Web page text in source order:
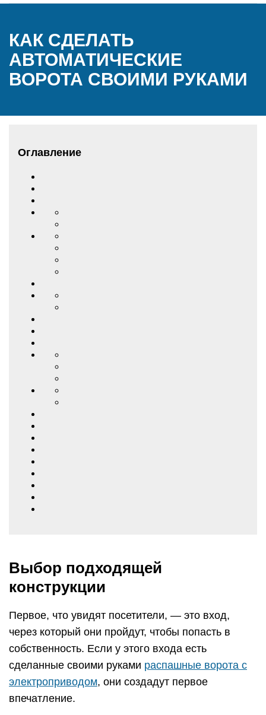
КАК СДЕЛАТЬ
АВТОМАТИЧЕСКИЕ
ВОРОТА СВОИМИ РУКАМИ
Оглавление
Выбор подходящей
конструкции
Первое, что увидят посетители, — это вход,
через который они пройдут, чтобы попасть в
собственность. Если у этого входа есть
сделанные своими руками распашные ворота с
электроприводом, они создадут первое
впечатление.